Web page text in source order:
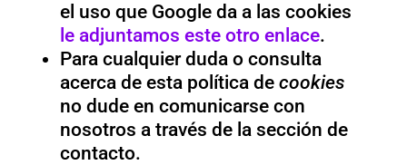
el uso que Google da a las cookies
le adjuntamos este otro enlace.
Para cualquier duda o consulta
acerca de esta política de cookies
no dude en comunicarse con
nosotros a través de la sección de
contacto.